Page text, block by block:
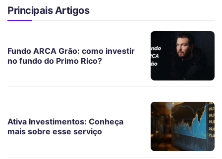
Principais Artigos
Fundo ARCA Grão: como investir
no fundo do Primo Rico?
Ativa Investimentos: Conheça
mais sobre esse serviço